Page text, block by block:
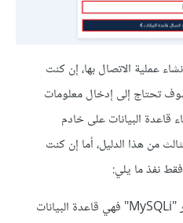
عملية الاتصال بها، إن كنت
تحتاج إلى إدخال معلومات
قاعدة البيانات على خادم
من هذا الدليل، أما إن كنت
نفذ ما يلي:
في حقل "نوع قاعدة البيانات" اختر "MySQLi" فهي قاعدة البيانات